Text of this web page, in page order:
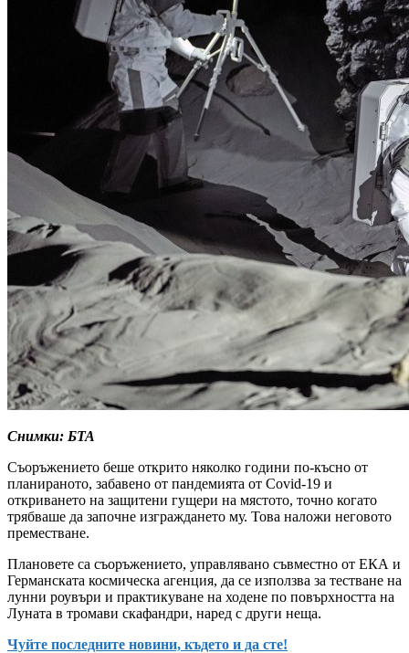
Снимки: БТА
Съоръжението беше открито няколко години по-късно от
планираното, забавено от пандемията от Covid-19 и
откриването на защитени гущери на мястото, точно когато
трябваше да започне изграждането му. Това наложи неговото
преместване.
Плановете са съоръжението, управлявано съвместно от ЕКА и
Германската космическа агенция, да се използва за тестване на
лунни роувъри и практикуване на ходене по повърхността на
Луната в тромави скафандри, наред с други неща.
Чуйте последните новини, където и да сте!